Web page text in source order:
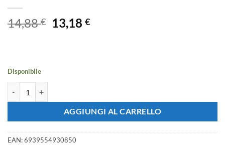
14,88€
Il
prezzo
13,18€Il
Disponibile
AGGIUNGI AL CARRELLO
EAN:6939554930850